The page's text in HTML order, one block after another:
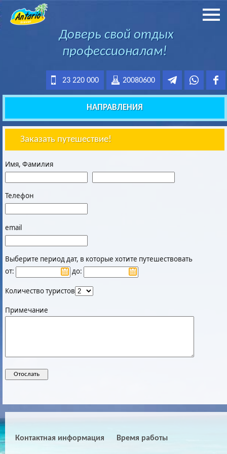
Доверь свой отдых
профессионалам!
20080600
23 220 000
НАПРАВЛЕНИЯ
Заказать путешествие!
Имя, Фамилия
Телефон
email
Выберите период дат, в которые хотите путешествовать
от:
до:
Количество туристов
Примечание
Контактная информация Время работы